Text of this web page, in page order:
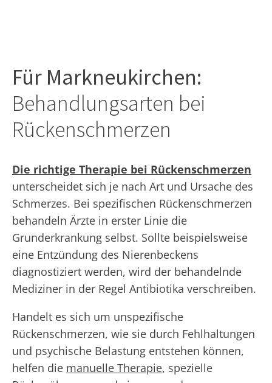
Für Markneukirchen:
Behandlungsarten bei
Rückenschmerzen
Die richtige Therapie bei Rückenschmerzen
unterscheidet sich je nach Art und Ursache des
Schmerzes. Bei spezifischen Rückenschmerzen
behandeln Ärzte in erster Linie die
Grunderkrankung selbst. Sollte beispielsweise
eine Entzündung des Nierenbeckens
diagnostiziert werden, wird der behandelnde
Mediziner in der Regel Antibiotika verschreiben.
Handelt es sich um unspezifische
Rückenschmerzen, wie sie durch Fehlhaltungen
und psychische Belastung entstehen können,
helfen die manuelle Therapie, spezielle